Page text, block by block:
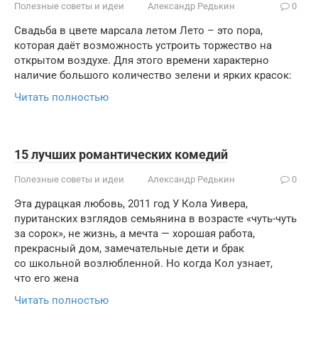
Полезные советы и идеи Александр Редькин 0
Свадьба в цвете марсала летом Лето – это пора,
которая даёт возможность устроить торжество на
открытом воздухе. Для этого времени характерно
наличие большого количество зелени и ярких красок:
Читать полностью
15 лучших романтических комедий
Полезные советы и идеи Александр Редькин 0
Эта дурацкая любовь, 2011 год У Кола Уивера,
пуританских взглядов семьянина в возрасте «чуть-чуть
за сорок», не жизнь, а мечта — хорошая работа,
прекрасный дом, замечательные дети и брак
со школьной возлюбленной. Но когда Кол узнает,
что его жена
Читать полностью